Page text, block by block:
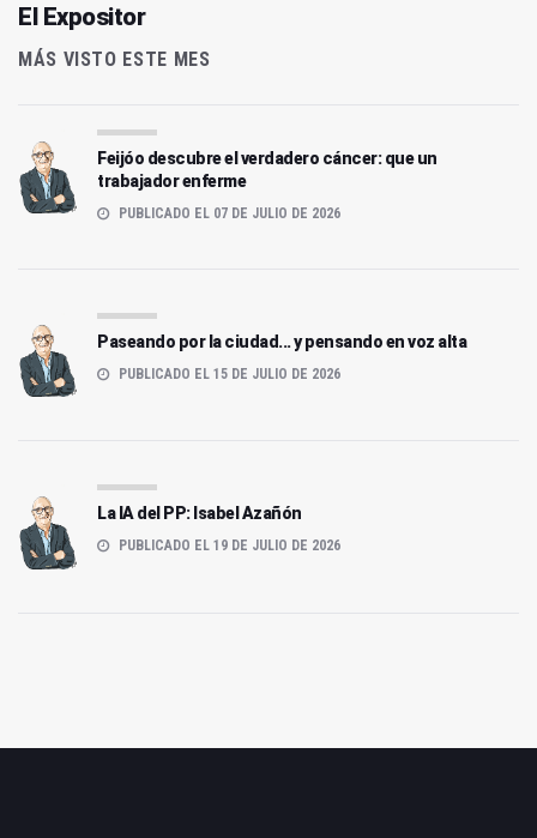
El Expositor
MÁS VISTO ESTE MES
Feijóo descubre el verdadero cáncer: que un
trabajador enferme
PUBLICADO EL 07 DE JULIO DE 2026
Paseando por la ciudad... y pensando en voz alta
PUBLICADO EL 15 DE JULIO DE 2026
La IA del PP: Isabel Azañón
PUBLICADO EL 19 DE JULIO DE 2026